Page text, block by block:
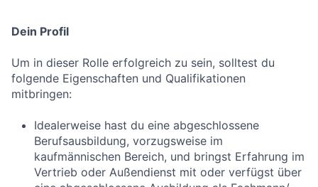
Dein Profil
Um in dieser Rolle erfolgreich zu sein, solltest du
folgende Eigenschaften und Qualifikationen
mitbringen:
Idealerweise hast du eine abgeschlossene
Berufsausbildung, vorzugsweise im
kaufmännischen Bereich, und bringst Erfahrung im
Vertrieb oder Außendienst mit oder verfügst über